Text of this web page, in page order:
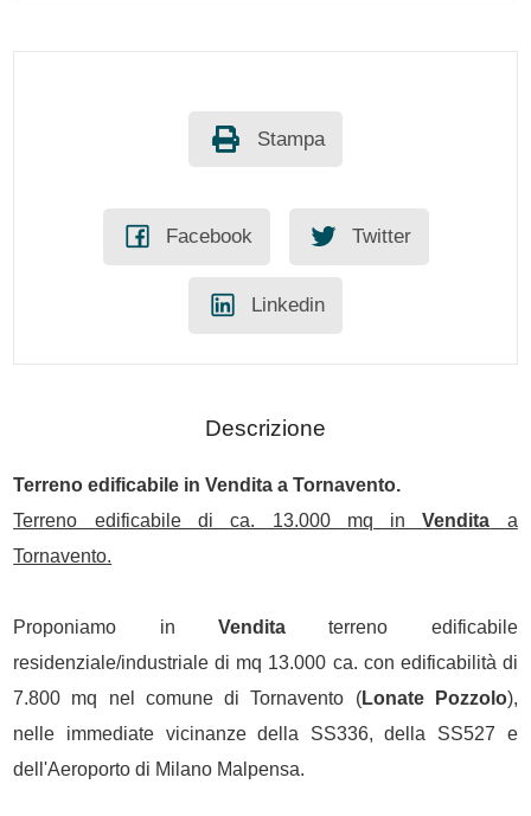
Stampa
Facebook Twitter
Linkedin
Descrizione
Terreno edificabile inVendita a Tornavento.
Terreno edificabile di ca. 13.000 mq inVendita a
Tornavento.
Proponiamo in Vendita terreno edificabile
residenziale/industriale di mq 13.000 ca. con edificabilità di
7.800 mq nel comune di Tornavento (Lonate Pozzolo),
nelle immediate vicinanze della SS336, della SS527 e
dell'Aeroporto di Milano Malpensa.